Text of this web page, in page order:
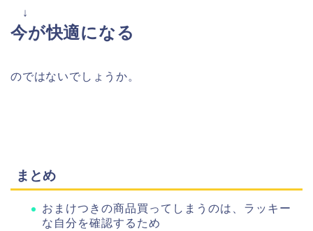
↓
今が快適になる
のではないでしょうか。
まとめ
おまけつきの商品買ってしまうのは、ラッキー
な自分を確認するため